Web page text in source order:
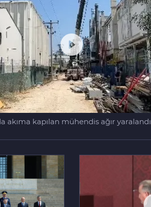
akıma kapılan mühendis ağır yaralandı